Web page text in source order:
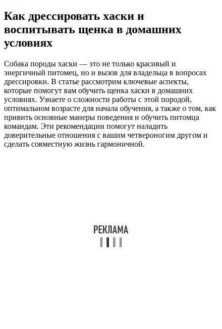
Как дрессировать хаски и
воспитывать щенка в домашних
условиях
Собака породы хаски — это не только красивый и
энергичный питомец, но и вызов для владельца в вопросах
дрессировки. В статье рассмотрим ключевые аспекты,
которые помогут вам обучить щенка хаски в домашних
условиях. Узнаете о сложности работы с этой породой,
оптимальном возрасте для начала обучения, а также о том, как
привить основные манеры поведения и обучить питомца
командам. Эти рекомендации помогут наладить
доверительные отношения с вашим четвероногим другом и
сделать совместную жизнь гармоничной.